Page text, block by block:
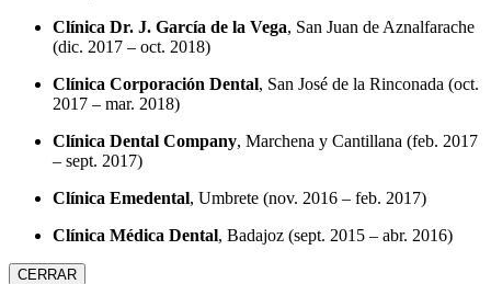
Clínica Dr. J. García de la Vega, San Juan de Aznalfarache
(dic. 2017 – oct. 2018)
Clínica Corporación Dental, San José de la Rinconada (oct.
2017 – mar. 2018)
Clínica Dental Company, Marchena y Cantillana (feb. 2017
– sept. 2017)
Clínica Emedental, Umbrete (nov. 2016 – feb. 2017)
Clínica Médica Dental, Badajoz (sept. 2015 – abr. 2016)
CERRAR